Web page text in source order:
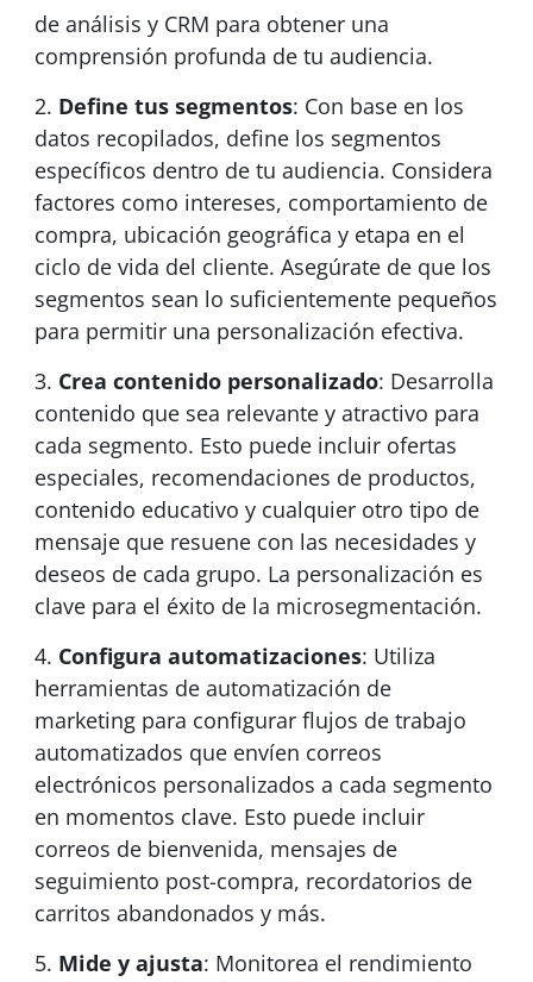
de análisis y CRM para obtener una
comprensión profunda de tu audiencia.
Define tus segmentos: Con base en los
datos recopilados, define los segmentos
específicos dentro de tu audiencia. Considera
factores como intereses, comportamiento de
compra, ubicación geográfica y etapa en el
ciclo de vida del cliente. Asegúrate de que los
segmentos sean lo suficientemente pequeños
para permitir una personalización efectiva.
Crea contenido personalizado: Desarrolla
contenido que sea relevante y atractivo para
cada segmento. Esto puede incluir ofertas
especiales, recomendaciones de productos,
contenido educativo y cualquier otro tipo de
mensaje que resuene con las necesidades y
deseos de cada grupo. La personalización es
clave para el éxito de la microsegmentación.
Configura automatizaciones: Utiliza
herramientas de automatización de
marketing para configurar flujos de trabajo
automatizados que envíen correos
electrónicos personalizados a cada segmento
en momentos clave. Esto puede incluir
correos de bienvenida, mensajes de
seguimiento post-compra, recordatorios de
carritos abandonados y más.
Mide y ajusta: Monitorea el rendimiento